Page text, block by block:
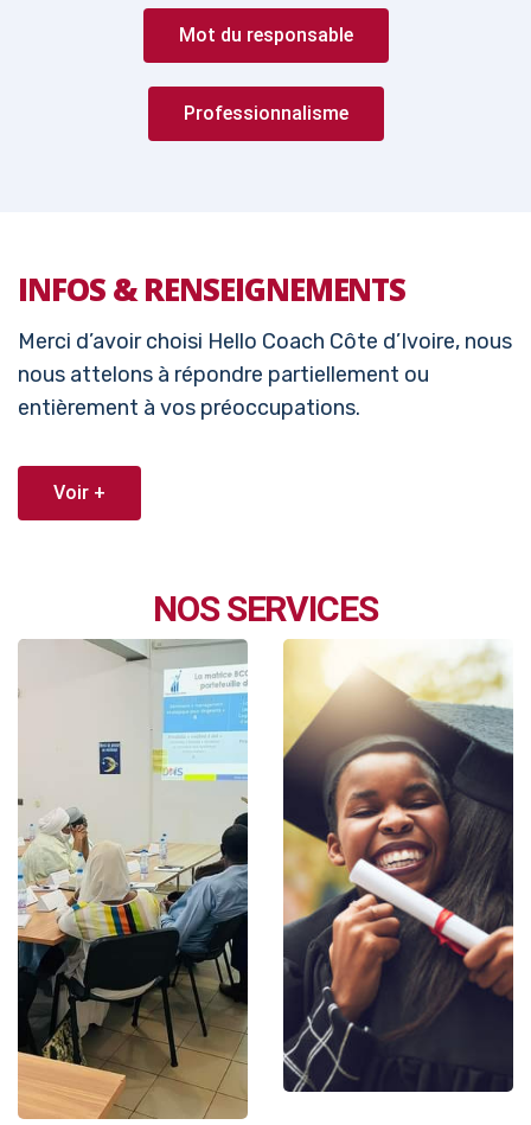
Mot du responsable
Professionnalisme
INFOS & RENSEIGNEMENTS
Merci d’avoir choisi Hello Coach Côte d’Ivoire, nous
nous attelons à répondre partiellement ou
entièrement à vos préoccupations.
Voir +
NOS SERVICES